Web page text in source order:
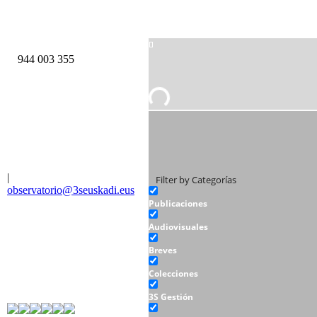
944 003 355
|
observatorio@3seuskadi.eus
Filter by Categorías
Publicaciones
Audiovisuales
Breves
Colecciones
3S Gestión